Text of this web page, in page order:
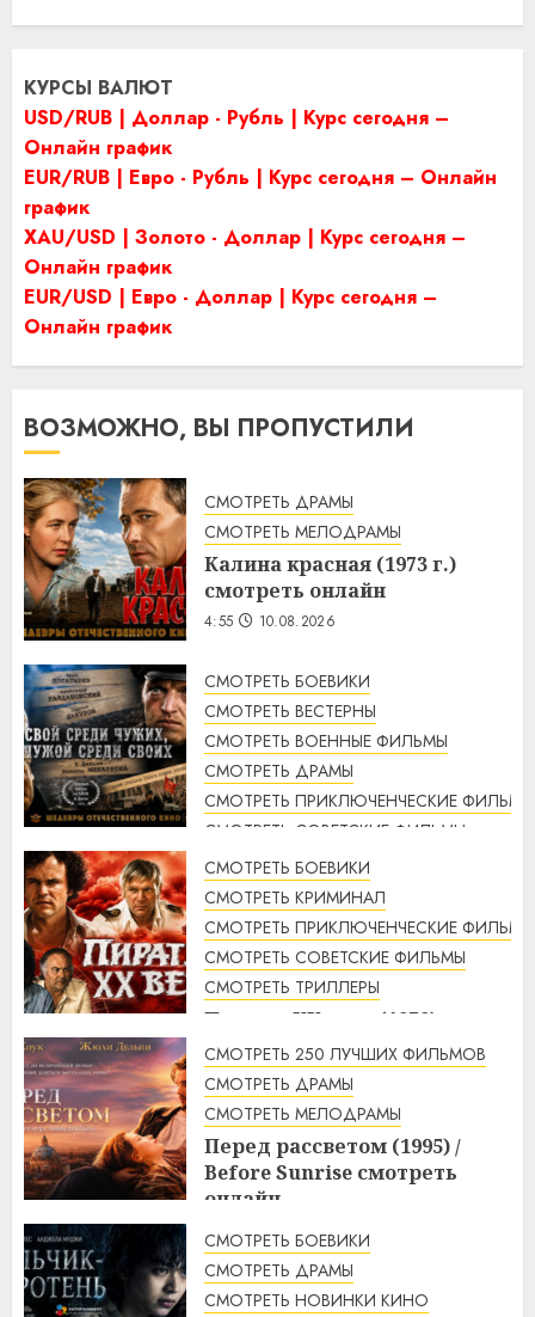
КУРСЫ ВАЛЮТ
USD/RUB | Доллар - Рубль | Курс сегодня –
Онлайн график
EUR/RUB | Евро - Рубль | Курс сегодня – Онлайн
график
XAU/USD | Золото - Доллар | Курс сегодня –
Онлайн график
EUR/USD | Евро - Доллар | Курс сегодня –
Онлайн график
ВОЗМОЖНО, ВЫ ПРОПУСТИЛИ
СМОТРЕТЬ ДРАМЫ
СМОТРЕТЬ МЕЛОДРАМЫ
Калина красная (1973 г.)
смотреть онлайн
4:55 10.08.2026
СМОТРЕТЬ БОЕВИКИ
СМОТРЕТЬ ВЕСТЕРНЫ
СМОТРЕТЬ ВОЕННЫЕ ФИЛЬМЫ
СМОТРЕТЬ ДРАМЫ
СМОТРЕТЬ ПРИКЛЮЧЕНЧЕСКИЕ ФИЛЬМЫ
СМОТРЕТЬ СОВЕТСКИЕ ФИЛЬМЫ
СМОТРЕТЬ ТРИЛЛЕРЫ
Свой среди чужих, чужой
среди своих (1974 г.)
смотреть онлайн
4:33 10.08.2026
СМОТРЕТЬ БОЕВИКИ
СМОТРЕТЬ КРИМИНАЛ
СМОТРЕТЬ ПРИКЛЮЧЕНЧЕСКИЕ ФИЛЬМЫ
СМОТРЕТЬ СОВЕТСКИЕ ФИЛЬМЫ
СМОТРЕТЬ ТРИЛЛЕРЫ
Пираты ХХ века (1979)
смотреть онлайн
3:23 10.08.2026
СМОТРЕТЬ 250 ЛУЧШИХ ФИЛЬМОВ
СМОТРЕТЬ ДРАМЫ
СМОТРЕТЬ МЕЛОДРАМЫ
Перед рассветом (1995) /
Before Sunrise смотреть
онлайн
3:10 10.08.2026
СМОТРЕТЬ БОЕВИКИ
СМОТРЕТЬ ДРАМЫ
СМОТРЕТЬ НОВИНКИ КИНО